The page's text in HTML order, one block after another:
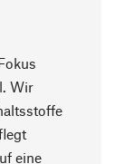
Wir
eine